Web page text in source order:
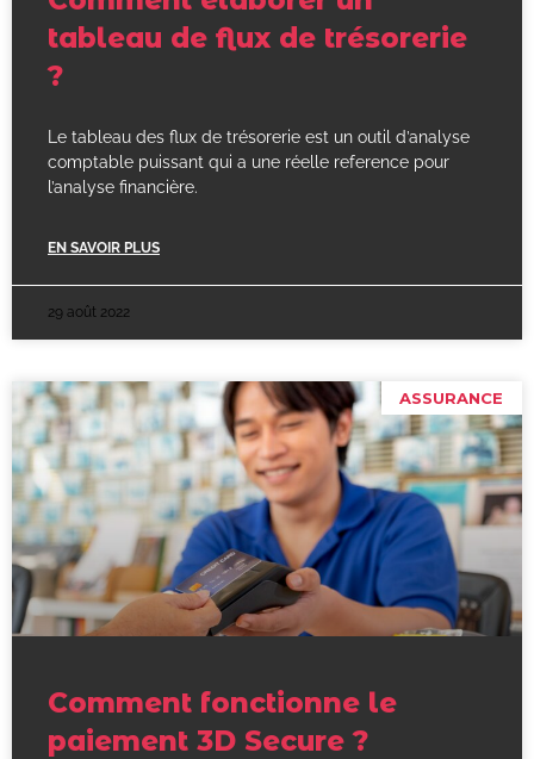
tableau de flux de trésorerie
?
Le tableau des flux de trésorerie est un outil d’analyse
comptable puissant qui a une réelle reference pour
l’analyse financière.
EN SAVOIR PLUS
29 août 2022
ASSURANCE
Comment fonctionne le
paiement 3D Secure ?